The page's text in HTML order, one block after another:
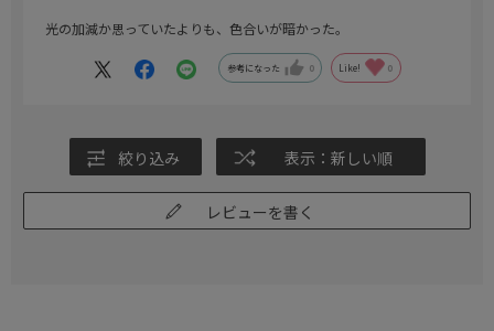
光の加減か思っていたよりも、色合いが暗かった。
参考になった 0 Like! 0
絞り込み 表示：新しい順
レビューを書く